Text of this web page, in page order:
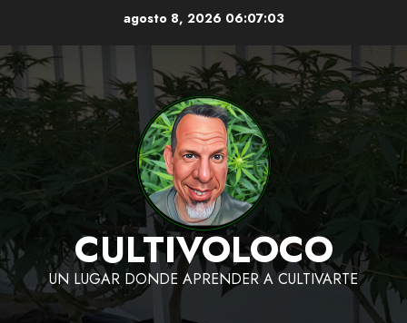
content
agosto 8, 2026 06:07:04
CULTIVOLOCO
UN LUGAR DONDE APRENDER A CULTIVARTE